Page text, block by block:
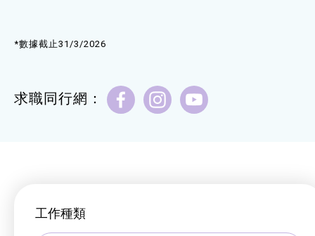
*數據截止31/3/2026
求職同行網：
工作種類